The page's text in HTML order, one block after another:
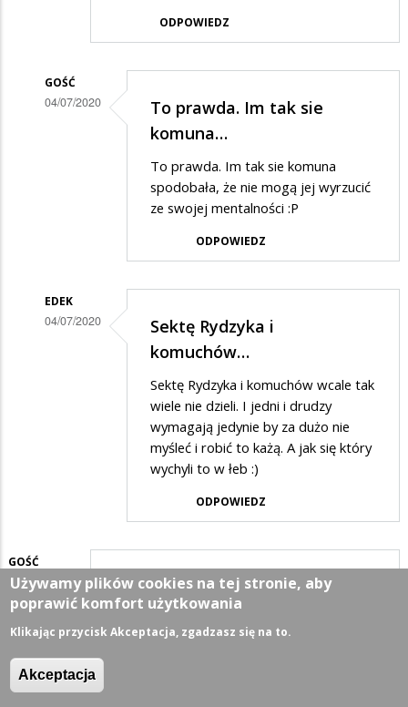
ODPOWIEDZ
GOŚĆ
04/07/2020
PIS-
To prawda. Im tak sie
komuna…
To prawda. Im tak sie komuna
spodobała, że nie mogą jej wyrzucić
ze swojej mentalności :P
ODPOWIEDZ
EDEK
04/07/2020
to
komuchy
Sektę Rydzyka i
komuchów…
Sektę Rydzyka i komuchów wcale tak
wiele nie dzieli. I jedni i drudzy
wymagają jedynie by za dużo nie
myśleć i robić to każą. A jak się który
wychyli to w łeb :)
ODPOWIEDZ
GOŚĆ
04/07/2020 Będzie kasa w sam raz na…
zadłużonych pisowskich samorządów
Używamy plików cookies na tej stronie, aby
poprawić komfort użytkowania
Klikając przycisk Akceptacja, zgadzasz się na to.
Akceptacja